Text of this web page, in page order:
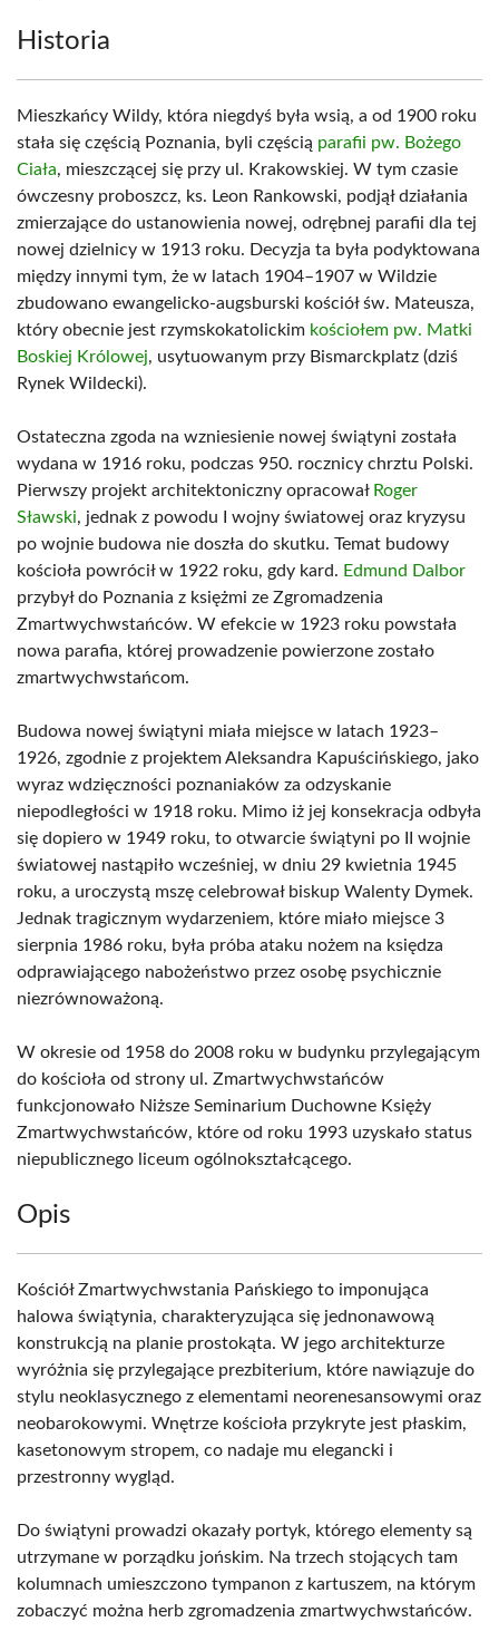
Historia
Mieszkańcy Wildy, która niegdyś była wsią, a od 1900 roku
stała się częścią Poznania, byli częścią parafii pw. Bożego
Ciała, mieszczącej się przy ul. Krakowskiej. W tym czasie
ówczesny proboszcz, ks. Leon Rankowski, podjął działania
zmierzające do ustanowienia nowej, odrębnej parafii dla tej
nowej dzielnicy w 1913 roku. Decyzja ta była podyktowana
między innymi tym, że w latach 1904–1907 w Wildzie
zbudowano ewangelicko-augsburski kościół św. Mateusza,
który obecnie jest rzymskokatolickim kościołem pw. Matki
Boskiej Królowej, usytuowanym przy Bismarckplatz (dziś
Rynek Wildecki).
Ostateczna zgoda na wzniesienie nowej świątyni została
wydana w 1916 roku, podczas 950. rocznicy chrztu Polski.
Pierwszy projekt architektoniczny opracował Roger
Sławski, jednak z powodu I wojny światowej oraz kryzysu
po wojnie budowa nie doszła do skutku. Temat budowy
kościoła powrócił w 1922 roku, gdy kard. Edmund Dalbor
przybył do Poznania z księżmi ze Zgromadzenia
Zmartwychwstańców. W efekcie w 1923 roku powstała
nowa parafia, której prowadzenie powierzone zostało
zmartwychwstańcom.
Budowa nowej świątyni miała miejsce w latach 1923–
1926, zgodnie z projektem Aleksandra Kapuścińskiego, jako
wyraz wdzięczności poznaniaków za odzyskanie
niepodległości w 1918 roku. Mimo iż jej konsekracja odbyła
się dopiero w 1949 roku, to otwarcie świątyni po II wojnie
światowej nastąpiło wcześniej, w dniu 29 kwietnia 1945
roku, a uroczystą mszę celebrował biskup Walenty Dymek.
Jednak tragicznym wydarzeniem, które miało miejsce 3
sierpnia 1986 roku, była próba ataku nożem na księdza
odprawiającego nabożeństwo przez osobę psychicznie
niezrównoważoną.
W okresie od 1958 do 2008 roku w budynku przylegającym
do kościoła od strony ul. Zmartwychwstańców
funkcjonowało Niższe Seminarium Duchowne Księży
Zmartwychwstańców, które od roku 1993 uzyskało status
niepublicznego liceum ogólnokształcącego.
Opis
Kościół Zmartwychwstania Pańskiego to imponująca
halowa świątynia, charakteryzująca się jednonawową
konstrukcją na planie prostokąta. W jego architekturze
wyróżnia się przylegające prezbiterium, które nawiązuje do
stylu neoklasycznego z elementami neorenesansowymi oraz
neobarokowymi. Wnętrze kościoła przykryte jest płaskim,
kasetonowym stropem, co nadaje mu elegancki i
przestronny wygląd.
Do świątyni prowadzi okazały portyk, którego elementy są
utrzymane w porządku jońskim. Na trzech stojących tam
kolumnach umieszczono tympanon z kartuszem, na którym
zobaczyć można herb zgromadzenia zmartwychwstańców.